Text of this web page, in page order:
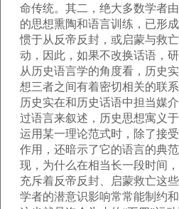
命传统。其二，绝大多数学者
的思想熏陶和语言训练，已形
惯于从反帝反封，或启蒙与救
动，因此，如果不改换话语，
从历史语言学的角度看，历史
想三者之间有着密切相关的联
历史实在和历史话语中担当媒
过语言来叙述，历史思想寓义
运用某一理论范式时，除了接
作用，还暗示了它的语言的典
现，为什么在相当长一段时间
充斥着反帝反封、启蒙救亡这
学者的潜意识影响常常能制约